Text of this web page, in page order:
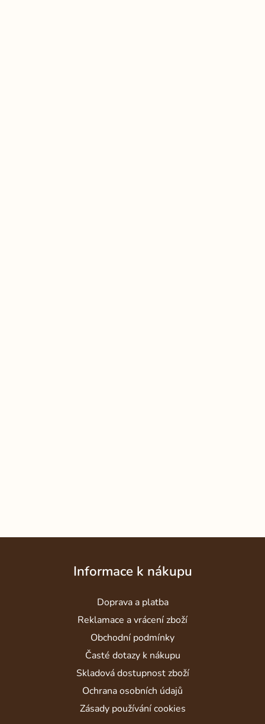
Informace k nákupu
Doprava a platba
Reklamace a vrácení zboží
Obchodní podmínky
Časté dotazy k nákupu
Skladová dostupnost zboží
Ochrana osobních údajů
Zásady používání cookies